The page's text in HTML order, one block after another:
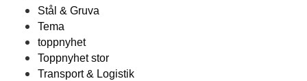
Stål & Gruva
Tema
toppnyhet
Toppnyhet stor
Transport & Logistik